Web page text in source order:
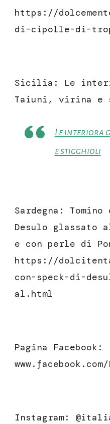
https://
di-cipolle-di-
Sicilia: Le
Taiuni, virina e
Le interiora
e stigghioli
Sardegna:
Desulo glassato
e con perle di
https://
con-speck-di-
al.html
Pagina Facebook:
Instagram: